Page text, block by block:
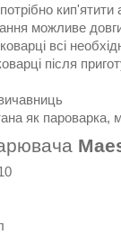
кип'ятити
можливе
всі
після
як пароварка,